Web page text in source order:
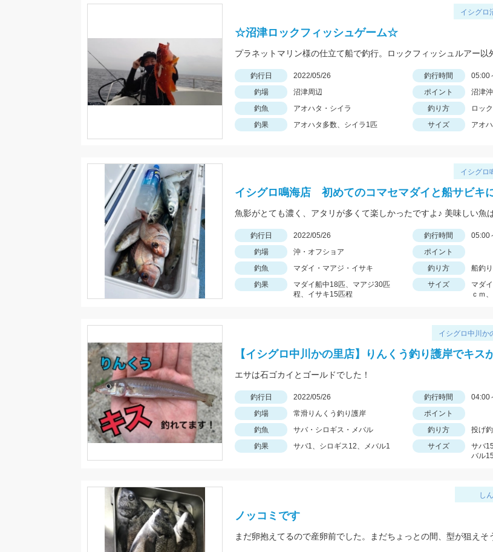
イシグロ
☆沼津ロックフィッシュゲーム☆
釣行日 2022/05/26 釣行時間
05:00
釣場
沼津周辺 ポイント
沼津沖
釣魚
アオハタ・シイラ 釣り方
ロッ
釣果
アオハタ多数、シイラ1匹 サイズ アオ
イシグロ
イシグロ鳴海店 初めてのコマセマダイと船サビキ
魚影がとても濃く、アタリが多くて楽しかったですよ♪ 美味しい魚
釣行日 2022/05/26 釣行時間
05:00
釣場
沖・オフショア
ポイント
釣魚
マダイ・マアジ・イサキ 釣り方
船釣り
釣果
マダイ船中18匹、マアジ30匹
程、イサキ15匹程
サイズ
マダ
ｃｍ
イシグロ中川か
【イシグロ中川かの里店】りんくう釣り護岸でキス
エサは石ゴカイとゴールドでした！
釣行日 2022/05/26 釣行時間
04:00
釣場
常滑りんくう釣り護岸
ポイント
釣魚
サバ・シロギス・メバル 釣り方
投げ釣
釣果
サバ1、シロギス12、メバル1 サイズ
サバ
バル
しん
ノッコミです
まだ卵抱えてるので産卵前でした。まだちょっとの間、型が狙えそ